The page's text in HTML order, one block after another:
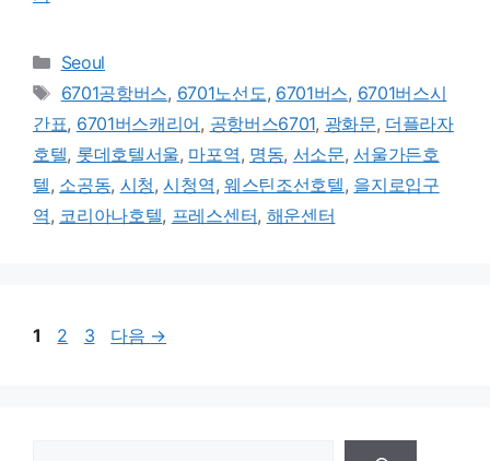
카
테
리
Seoul
태
그
6701공항버스, 6701노선도, 6701버스, 6701버스시
간표, 6701버스캐리어, 공항버스6701, 광화문, 더플라자
호텔, 롯데호텔서울, 마포역, 명동, 서소문,서울가든호
텔, 소공동, 시청,시청역, 웨스틴조선호텔, 을지로입구
역, 코리아나호텔, 프레스센터, 해운센터
페
1
페
2
페
3 다음 →